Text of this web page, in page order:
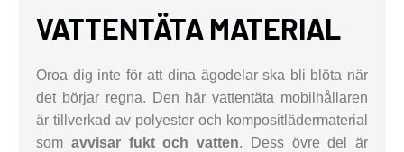
VATTENTÄTA MATERIAL
Oroa dig inte för att dina ägodelar ska bli blöta när
det börjar regna. Den här vattentäta mobilhållaren
är tillverkad av polyester och kompositlädermaterial
som avvisar fukt och vatten. Dess övre del är